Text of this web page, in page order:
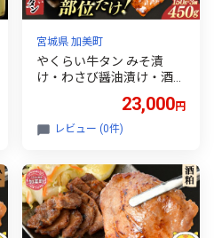
宮城県 加美町
やくらい牛タン みそ漬
け・わさび醤油漬け・酒粕
1袋入り 計3袋 450ｇ） | 牛
タン 牛たん 厚切り 味付け
まみ 肉 牛肉 宮城 加美町 | k
p-ygset-450
23,000円
レビュー (0件)